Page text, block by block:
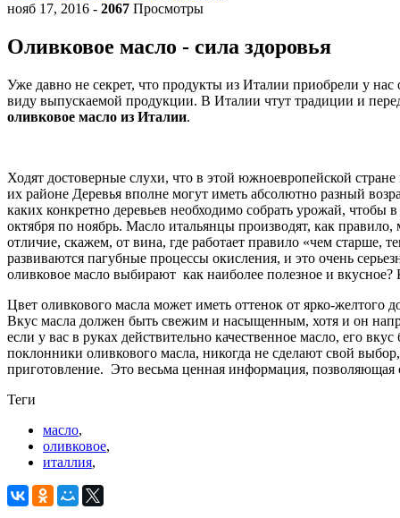
нояб 17, 2016 - 2067 Просмотры
Оливковое масло - сила здоровья
Уже давно не секрет, что продукты из Италии приобрели у
виду выпускаемой продукции. В Италии чтут традиции и
оливковое масло из Италии.
Ходят достоверные слухи, что в этой южноевропейской
их районе Деревья вполне могут иметь абсолютно разный
каких конкретно деревьев необходимо собрать урожай, чтобы
октября по ноябрь. Масло итальянцы производят, как
отличие, скажем, от вина, где работает правило «чем старше,
развиваются пагубные процессы окисления, и это очень
оливковое масло выбирают как наиболее полезное и
Цвет оливкового масла может иметь оттенок от ярко-желтого
Вкус масла должен быть свежим и насыщенным, хотя и он
если у вас в руках действительно качественное масло, его
поклонники оливкового масла, никогда не сделают свой
приготовление. Это весьма ценная информация, позволяющая
Теги
масло,
оливковое,
италлия,